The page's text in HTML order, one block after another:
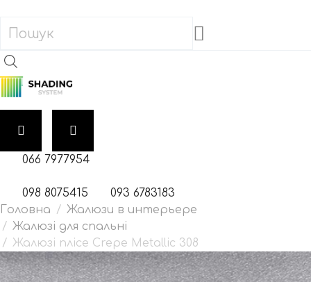
066 7977954
098 8075415
093 6783183
Жалюзи в интерьере
Жалюзі для спальні
Жалюзі плісе Crepe Metallic 308